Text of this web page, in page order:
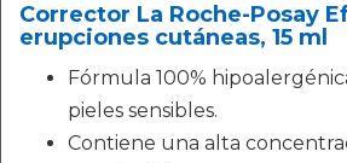
Corrector La Roche-Posay
erupciones cutáneas, 15 ml
Fórmula 100%
pieles sensibles.
Contiene una alta